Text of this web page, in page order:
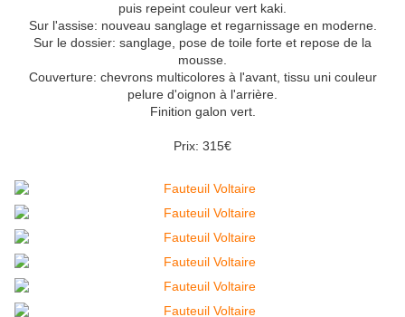
puis repeint couleur vert kaki.
Sur l'assise: nouveau sanglage et regarnissage en moderne.
Sur le dossier: sanglage, pose de toile forte et repose de la
mousse.
Couverture: chevrons multicolores à l'avant, tissu uni couleur
pelure d'oignon à l'arrière.
Finition galon vert.
Prix: 315€